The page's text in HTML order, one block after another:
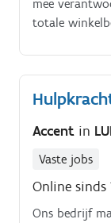
mee
totale
waar nodig.
Accent in
Vaste jobs
Online sinds
Ons bedrijf